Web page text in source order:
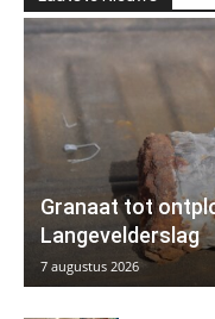
Granaat tot
Langevelderslag
7 augustus 2026